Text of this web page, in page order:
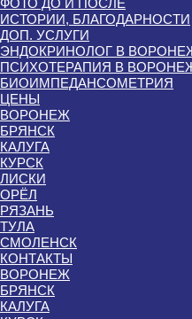
ИСТОРИИ, БЛАГОДАРНОСТИ
ДОП. УСЛУГИ
ЭНДОКРИНОЛОГ В
ПСИХОТЕРАПИЯ В
БИОИМПЕДАНСОМЕТРИЯ
ЦЕНЫ
ВОРОНЕЖ
БРЯНСК
КАЛУГА
КУРСК
ЛИСКИ
ОРЁЛ
РЯЗАНЬ
ТУЛА
СМОЛЕНСК
КОНТАКТЫ
ВОРОНЕЖ
БРЯНСК
КАЛУГА